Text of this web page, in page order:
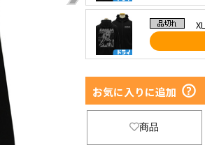
お気に入りに追加
商品